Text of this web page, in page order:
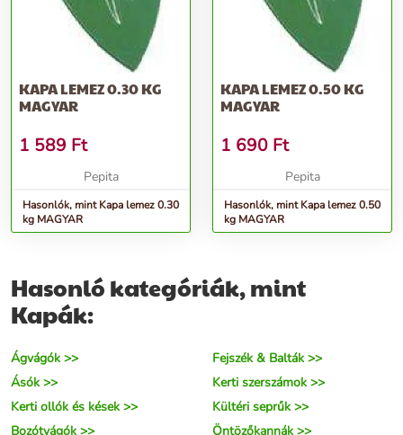
KAPA LEMEZ 0.30 KG
MAGYAR
1 589 Ft
Pepita
Hasonlók, mint Kapa lemez 0.30
kg MAGYAR
KAPA LEMEZ 0.50 KG
MAGYAR
1 690 Ft
Pepita
Hasonlók, mint Kapa lemez 0.50
kg MAGYAR
Hasonló kategóriák, mint
Kapák:
Ágvágók >>
Fejszék & Balták >>
Ásók >>
Kerti szerszámok >>
Kerti ollók és kések >>
Kültéri seprűk >>
Bozótvágók >>
Öntözőkannák >>